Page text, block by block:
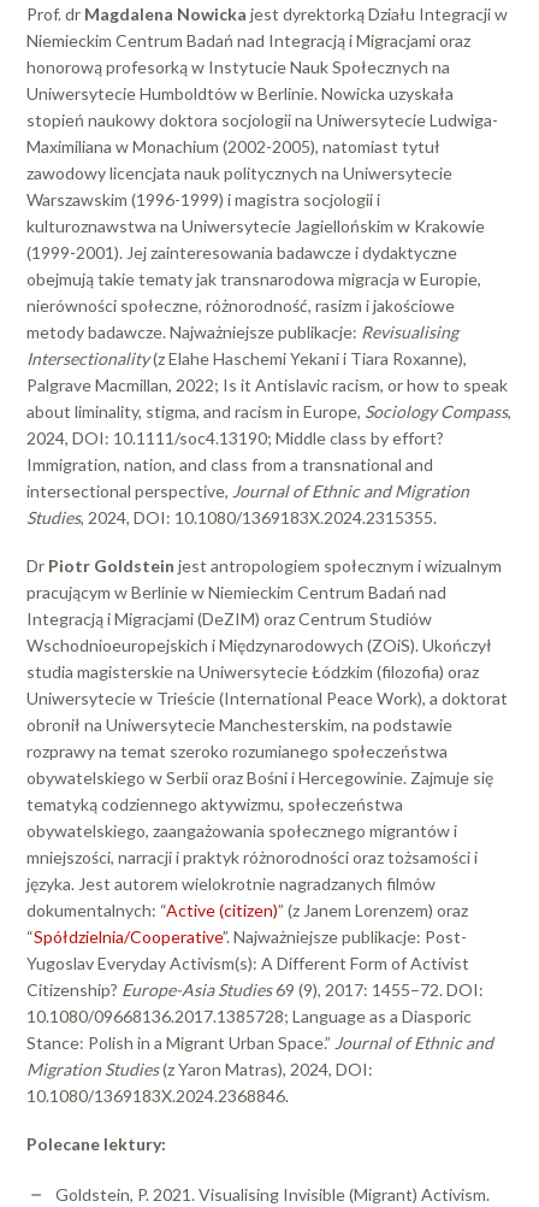
Prof. dr Magdalena Nowicka jest dyrektorką Działu Integracji w
Niemieckim Centrum Badań nad Integracją i Migracjami oraz
honorową profesorką w Instytucie Nauk Społecznych na
Uniwersytecie Humboldtów w Berlinie. Nowicka uzyskała
stopień naukowy doktora socjologii na Uniwersytecie Ludwiga-
Maximiliana w Monachium (2002-2005), natomiast tytuł
zawodowy licencjata nauk politycznych na Uniwersytecie
Warszawskim (1996-1999) i magistra socjologii i
kulturoznawstwa na Uniwersytecie Jagiellońskim w Krakowie
(1999-2001). Jej zainteresowania badawcze i dydaktyczne
obejmują takie tematy jak transnarodowa migracja w Europie,
nierówności społeczne, różnorodność, rasizm i jakościowe
metody badawcze. Najważniejsze publikacje: Revisualising
Intersectionality(z Elahe Haschemi Yekani i Tiara Roxanne),
Palgrave Macmillan, 2022; Is it Antislavic racism, or how to speak
about liminality, stigma, and racism in Europe, Sociology Compass,
2024, DOI: 10.1111/soc4.13190; Middle class by effort?
Immigration, nation, and class from a transnational and
intersectional perspective, Journal of Ethnic and Migration
Studies, 2024, DOI: 10.1080/1369183X.2024.2315355.
Dr Piotr Goldstein jest antropologiem społecznym i wizualnym
pracującym w Berlinie w Niemieckim Centrum Badań nad
Integracją i Migracjami (DeZIM) oraz Centrum Studiów
Wschodnioeuropejskich i Międzynarodowych (ZOiS). Ukończył
studia magisterskie na Uniwersytecie Łódzkim (filozofia) oraz
Uniwersytecie w Trieście (International Peace Work), a doktorat
obronił na Uniwersytecie Manchesterskim, na podstawie
rozprawy na temat szeroko rozumianego społeczeństwa
obywatelskiego w Serbii oraz Bośni i Hercegowinie. Zajmuje się
tematyką codziennego aktywizmu, społeczeństwa
obywatelskiego, zaangażowania społecznego migrantów i
mniejszości, narracji i praktyk różnorodności oraz tożsamości i
języka. Jest autorem wielokrotnie nagradzanych filmów
dokumentalnych: “Active (citizen)” (z Janem Lorenzem) oraz
“Spółdzielnia/Cooperative”. Najważniejsze publikacje: Post-
Yugoslav Everyday Activism(s): A Different Form of Activist
Citizenship? Europe-Asia Studies69 (9), 2017: 1455–72. DOI:
10.1080/09668136.2017.1385728; Language as a Diasporic
Stance: Polish in a Migrant Urban Space.” Journal of Ethnic and
Migration Studies(z Yaron Matras), 2024, DOI:
10.1080/1369183X.2024.2368846.
Polecane lektury:
Goldstein, P. 2021. Visualising Invisible (Migrant) Activism.